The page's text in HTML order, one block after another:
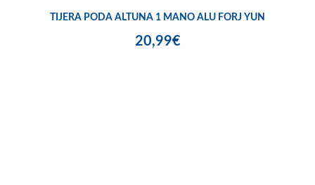
TIJERA PODA ALTUNA 1 MANO ALU FORJ YUN
20,99€